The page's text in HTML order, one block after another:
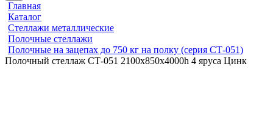
Главная
Каталог
Стеллажи металлические
Полочные стеллажи
Полочные на зацепах до 750 кг на полку (серия СТ-051)
Полочный стеллаж СТ-051 2100x850x4000h 4 яруса Цинк